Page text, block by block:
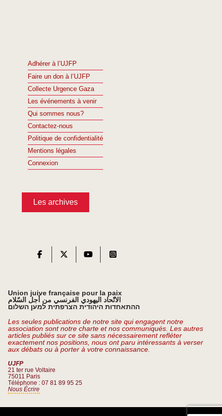
Adhérer à l’UJFP
Faire un don à l’UJFP
Collecte Urgence Gaza
Les événements à venir
Qui sommes nous?
Contactez-nous
Politique de confidentialité
Mentions légales
Connexion
Les archives
Union juive française pour la paix
الاتّحاد اليهودي الفرنسي من أجل السّلام
ההתאחדות היהודית הצרפתית למען השלום
Les seules publications de notre site qui engagent notre
association sont notre charte et nos communiqués. Les autres
articles publiés sur ce site sans nécessairement refléter
exactement nos positions, nous ont paru intéressants à verser
aux débats ou à porter à votre connaissance.
UJFP
21 ter rue Voltaire
75011 Paris
Téléphone : 07 81 89 95 25
Nous Écrire